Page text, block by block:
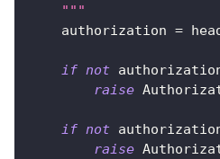
    """
    authorization
=
if not
raise
if not
raise